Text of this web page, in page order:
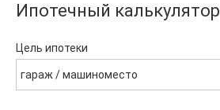
Ипотечный калькулятор
Цель ипотеки
гараж / машиноместо